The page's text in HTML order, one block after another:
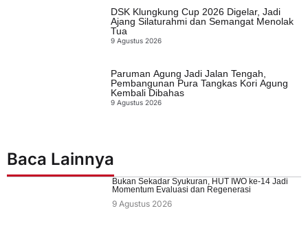
DSK Klungkung Cup 2026 Digelar, Jadi
Ajang Silaturahmi dan Semangat Menolak
Tua
9 Agustus 2026
Paruman Agung Jadi Jalan Tengah,
Pembangunan Pura Tangkas Kori Agung
Kembali Dibahas
9 Agustus 2026
Baca Lainnya
Bukan Sekadar Syukuran, HUT IWO ke-14 Jadi
Momentum Evaluasi dan Regenerasi
9 Agustus 2026